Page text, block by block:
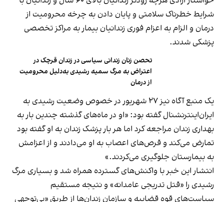
شرایط خطرناک سلامتی و پایان دادن به چرخه محرومیت از
درمان و الزام به اعزام فوری زندانیان بیمار به مراکز تخصصی
پزشکی شدند.
تحصن زنان زندانی سیاسی در زندان قرچک در
اعتراض به مرگ سمیه رشیدی به‌دلیل محرومیت
از درمان
یک منبع آگاه نیز ۲۷ شهریور در خصوص وضعیت رشیدی به
ایران‌اینترنشنال گفته بود: «او در ماه‌های گذشته چندین‌ بار به
بهداری زندان مراجعه کرد اما هر بار پزشک زندان به او گفته بود
تمارض می‌کند و قرص‌های اعصاب به او می‌دادند و از اعزامش
به بیمارستان جلوگیری می‌کردند.»
انتشار این خبر با واکنش‌های گسترده همراه شد و بسیاری مرگ
رشیدی را «قتل تدریجی عامدانه» و نتیجه مستقیم
سیاست‌های قوه قضاییه و سازمان زندان‌ها از طریق «بی‌توجهی